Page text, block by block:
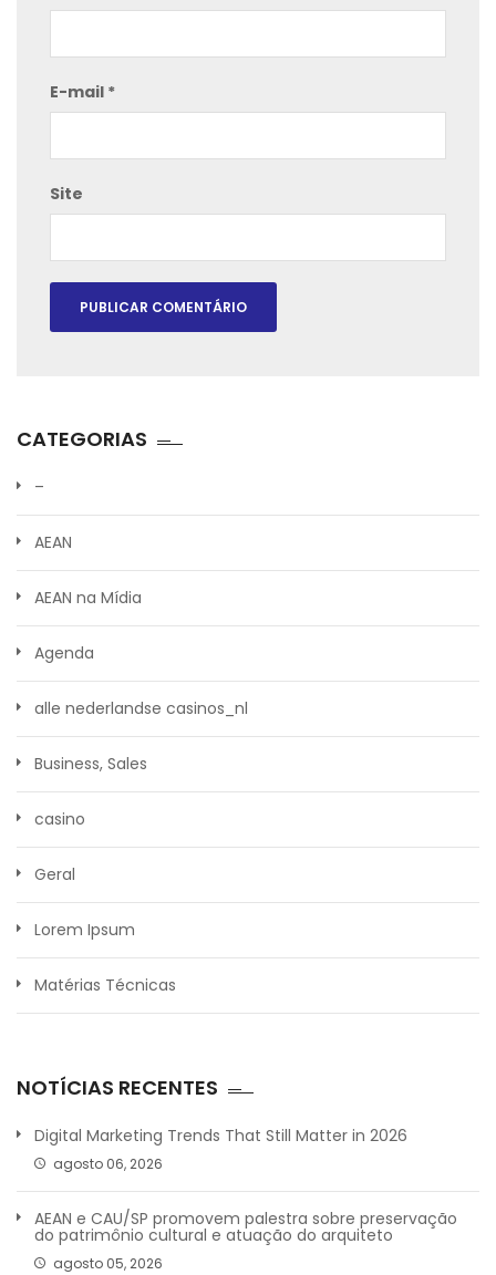
E-mail *
Site
CATEGORIAS
–
AEAN
AEAN na Mídia
Agenda
alle nederlandse casinos_nl
Business, Sales
casino
Geral
Lorem Ipsum
Matérias Técnicas
NOTÍCIAS RECENTES
Digital Marketing Trends That Still Matter in 2026
agosto 06, 2026
AEAN e CAU/SP promovem palestra sobre preservação
do patrimônio cultural e atuação do arquiteto
agosto 05, 2026